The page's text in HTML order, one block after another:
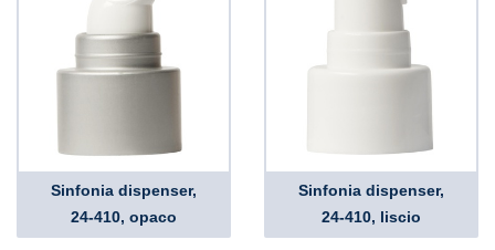
Sinfonia dispenser,
24-410, opaco
Sinfonia dispenser,
24-410, liscio